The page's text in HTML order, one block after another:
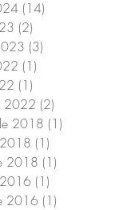
(14)
(2)
(3)
(1)
(1)
2022 (2)
2018 (1)
(1)
2018 (1)
(1)
2016 (1)